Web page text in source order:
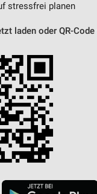
stressfrei planen
laden oder QR-Code